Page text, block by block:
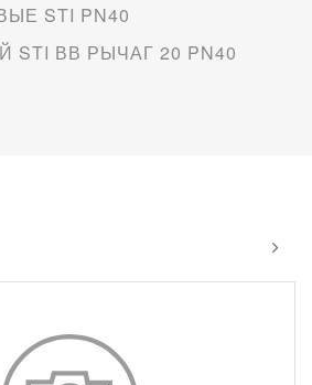
STI PN40
STI ВВ РЫЧАГ 20 PN40